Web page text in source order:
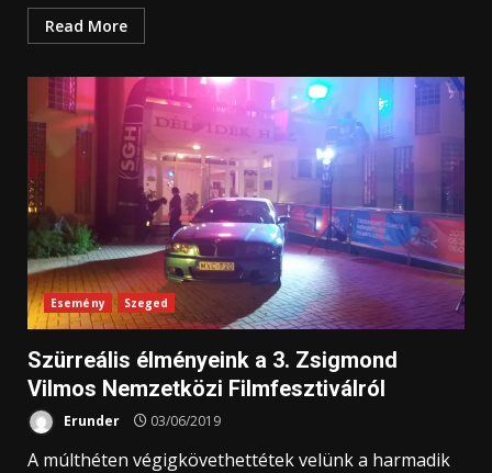
Read More
Esemény Szeged
Szürreális élményeink a 3. Zsigmond
Vilmos Nemzetközi Filmfesztiválról
Erunder 03/06/2019
A múlthéten végigkövethettétek velünk a harmadik